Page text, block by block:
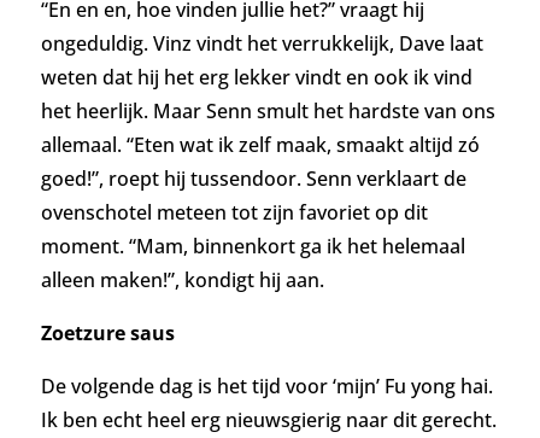
“En en en, hoe vinden jullie het?” vraagt hij
ongeduldig. Vinz vindt het verrukkelijk, Dave laat
weten dat hij het erg lekker vindt en ook ik vind
het heerlijk. Maar Senn smult het hardste van ons
allemaal. “Eten wat ik zelf maak, smaakt altijd zó
goed!”, roept hij tussendoor. Senn verklaart de
ovenschotel meteen tot zijn favoriet op dit
moment. “Mam, binnenkort ga ik het helemaal
alleen maken!”, kondigt hij aan.
Zoetzure saus
De volgende dag is het tijd voor ‘mijn’ Fu yong hai.
Ik ben echt heel erg nieuwsgierig naar dit gerecht.